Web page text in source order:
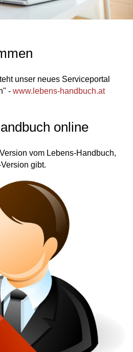
unser neues Serviceportal
- www.lebens-handbuch.at
online
vom Lebens-Handbuch,
gibt.